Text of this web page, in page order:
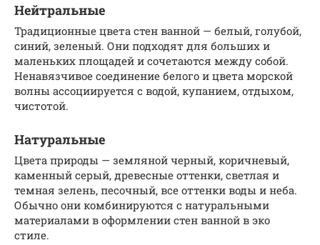
Нейтральные
Традиционные цвета стен ванной — белый, голубой,
синий, зеленый. Они подходят для больших и
маленьких площадей и сочетаются между собой.
Ненавязчивое соединение белого и цвета морской
волны ассоциируется с водой, купанием, отдыхом,
чистотой.
Натуральные
Цвета природы — земляной черный, коричневый,
каменный серый, древесные оттенки, светлая и
темная зелень, песочный, все оттенки воды и неба.
Обычно они комбинируются с натуральными
материалами в оформлении стен ванной в эко
стиле.